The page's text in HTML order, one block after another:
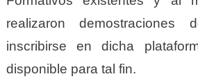
realizaron demostraciones
inscribirse en dicha
disponible para tal fin.